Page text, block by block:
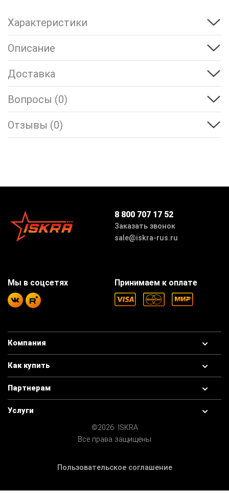
Характеристики
Описание
Доставка
Вопросы (0)
Отзывы (0)
8 800 707 17 52
Заказать звонок
sale@iskra-rus.ru
Компания
Как купить
Партнерам
Услуги
©2026 ISKRA
Все права защищены
Пользовательское соглашение
Принимаем к оплате
Мы в соцсетях